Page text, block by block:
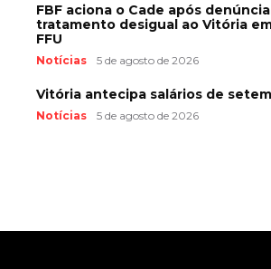
FBF aciona o Cade após
tratamento desigual ao Vitória
FFU
Notícias 5 de agosto de 2026
Vitória antecipa salários de
Notícias 5 de agosto de 2026